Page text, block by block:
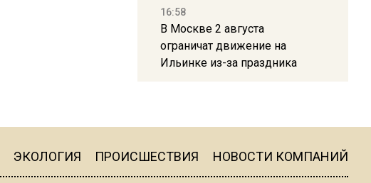
16:58
В Москве 2 августа
ограничат движение на
Ильинке из-за праздника
Telegram после обвинений
ЭКОЛОГИЯ ПРОИСШЕСТВИЯ НОВОСТИ КОМПАНИЙ